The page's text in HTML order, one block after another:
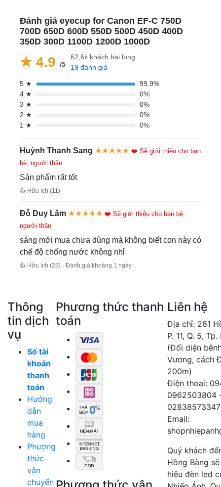
Đánh giá eyecup for Canon EF-C 750D
700D 650D 600D 550D 500D 450D 400D
350D 300D 1100D 1200D 1000D
★ 4.9 /5
62,6k khách hài lòng
19 đánh giá
5 ★
99.9%
4 ★
0%
3 ★
0%
2 ★
0%
1 ★
0%
Huỳnh Thanh Sang ★★★★★ ❤️ Sẽ giới thiệu cho bạn
bè, người thân
Sản phẩm rất tốt
👍 Hữu ích (11)
Đỗ Duy Lâm ★★★★★ ❤️ Sẽ giới thiệu cho bạn bè,
người thân
sáng mới mua chưa dùng mà không biết con này có
chế độ chống nước không nhỉ
👍 Hữu ích (23) · Đánh giá khoảng 1 ngày
Thông
tin dịch
vụ
Số tài
khoản
thanh
toán
Hướng
dẫn
mua
hàng
Phương
thức
vận
chuyển
Phương thức thanh
toán
Liên hệ
Địa chỉ: 261
P. 11, Q. 5,
(Đối diện
Vương, cách
200m)
Điện thoại:
0962503804
02838573347
Email:
Quý khách
Hồng Bàng
hiệu đèn led